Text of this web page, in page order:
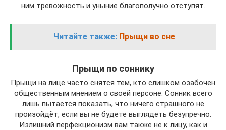
ним тревожность и уныние благополучно отступят.
Читайте также: Прыщи во сне
Прыщи по соннику
Прыщи на лице часто снятся тем, кто слишком озабочен
общественным мнением о своей персоне. Сонник всего
лишь пытается показать, что ничего страшного не
произойдёт, если вы не будете выглядеть безупречно.
Излишний перфекционизм вам также не к лицу, как и